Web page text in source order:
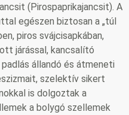
(Pirospaprikajancsit). A
egészen biztosan a „túl
piros svájcisapkában,
járással, kancsalító
állandó és átmeneti
szelektív sikert
is dolgoztak a
a bolygó szellemek